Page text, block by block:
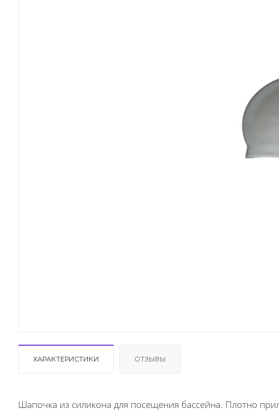
ХАРАКТЕРИСТИКИ ОТЗЫВЫ
Шапочка из силикона для посещения бассейна. Плотно